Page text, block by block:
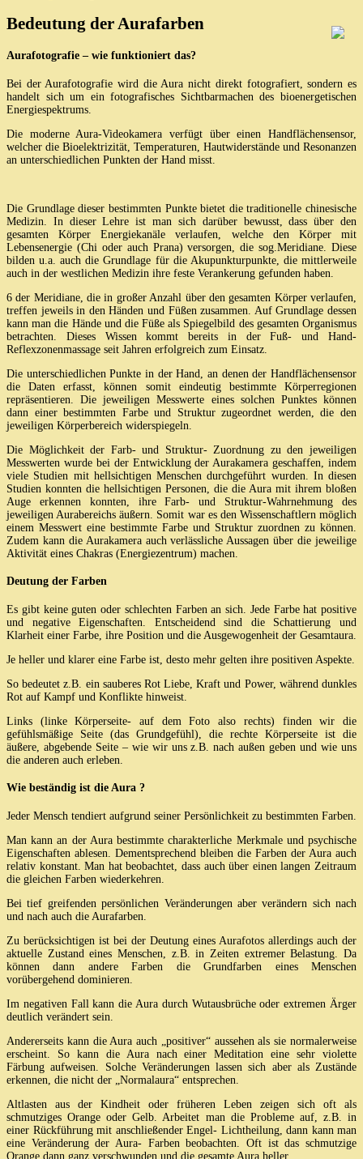
Bedeutung der Aurafarben
Aurafotografie – wie funktioniert das?
Bei der Aurafotografie wird die Aura nicht direkt fotografiert, sondern es
handelt sich um ein fotografisches Sichtbarmachen des bioenergetischen
Energiespektrums.
Die moderne Aura-Videokamera verfügt über einen Handflächensensor,
welcher die Bioelektrizität, Temperaturen, Hautwiderstände und Resonanzen
an unterschiedlichen Punkten der Hand misst.
Die Grundlage dieser bestimmten Punkte bietet die traditionelle chinesische
Medizin. In dieser Lehre ist man sich darüber bewusst, dass über den
gesamten Körper Energiekanäle verlaufen, welche den Körper mit
Lebensenergie (Chi oder auch Prana) versorgen, die sog.Meridiane. Diese
bilden u.a. auch die Grundlage für die Akupunkturpunkte, die mittlerweile
auch in der westlichen Medizin ihre feste Verankerung gefunden haben.
6 der Meridiane, die in großer Anzahl über den gesamten Körper verlaufen,
treffen jeweils in den Händen und Füßen zusammen. Auf Grundlage dessen
kann man die Hände und die Füße als Spiegelbild des gesamten Organismus
betrachten. Dieses Wissen kommt bereits in der Fuß- und Hand-
Reflexzonenmassage seit Jahren erfolgreich zum Einsatz.
Die unterschiedlichen Punkte in der Hand, an denen der Handflächensensor
die Daten erfasst, können somit eindeutig bestimmte Körperregionen
repräsentieren. Die jeweiligen Messwerte eines solchen Punktes können
dann einer bestimmten Farbe und Struktur zugeordnet werden, die den
jeweiligen Körperbereich widerspiegeln.
Die Möglichkeit der Farb- und Struktur- Zuordnung zu den jeweiligen
Messwerten wurde bei der Entwicklung der Aurakamera geschaffen, indem
viele Studien mit hellsichtigen Menschen durchgeführt wurden. In diesen
Studien konnten die hellsichtigen Personen, die die Aura mit ihrem bloßen
Auge erkennen konnten, ihre Farb- und Struktur-Wahrnehmung des
jeweiligen Aurabereichs äußern. Somit war es den Wissenschaftlern möglich
einem Messwert eine bestimmte Farbe und Struktur zuordnen zu können.
Zudem kann die Aurakamera auch verlässliche Aussagen über die jeweilige
Aktivität eines Chakras (Energiezentrum) machen.
Deutung der Farben
Es gibt keine guten oder schlechten Farben an sich. Jede Farbe hat positive
und negative Eigenschaften. Entscheidend sind die Schattierung und
Klarheit einer Farbe, ihre Position und die Ausgewogenheit der Gesamtaura.
Je heller und klarer eine Farbe ist, desto mehr gelten ihre positiven Aspekte.
So bedeutet z.B. ein sauberes Rot Liebe, Kraft und Power, während dunkles
Rot auf Kampf und Konflikte hinweist.
Links (linke Körperseite- auf dem Foto also rechts) finden wir die
gefühlsmäßige Seite (das Grundgefühl), die rechte Körperseite ist die
äußere, abgebende Seite – wie wir uns z.B. nach außen geben und wie uns
die anderen auch erleben.
Wie beständig ist die Aura ?
Jeder Mensch tendiert aufgrund seiner Persönlichkeit zu bestimmten Farben.
Man kann an der Aura bestimmte charakterliche Merkmale und psychische
Eigenschaften ablesen. Dementsprechend bleiben die Farben der Aura auch
relativ konstant. Man hat beobachtet, dass auch über einen langen Zeitraum
die gleichen Farben wiederkehren.
Bei tief greifenden persönlichen Veränderungen aber verändern sich nach
und nach auch die Aurafarben.
Zu berücksichtigen ist bei der Deutung eines Aurafotos allerdings auch der
aktuelle Zustand eines Menschen, z.B. in Zeiten extremer Belastung. Da
können dann andere Farben die Grundfarben eines Menschen
vorübergehend dominieren.
Im negativen Fall kann die Aura durch Wutausbrüche oder extremen Ärger
deutlich verändert sein.
Andererseits kann die Aura auch „positiver“ aussehen als sie normalerweise
erscheint. So kann die Aura nach einer Meditation eine sehr violette
Färbung aufweisen. Solche Veränderungen lassen sich aber als Zustände
erkennen, die nicht der „Normalaura“ entsprechen.
Altlasten aus der Kindheit oder früheren Leben zeigen sich oft als
schmutziges Orange oder Gelb. Arbeitet man die Probleme auf, z.B. in
einer Rückführung mit anschließender Engel- Lichtheilung, dann kann man
eine Veränderung der Aura- Farben beobachten. Oft ist das schmutzige
Orange dann ganz verschwunden und die gesamte Aura heller.